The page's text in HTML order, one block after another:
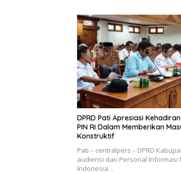
DPRD Pati Apresiasi
PIN RI Dalam Memberikan
Konstruktif
Pati – centralpers – DPRD
audiensi dari Personal Informasi
Indonesia…